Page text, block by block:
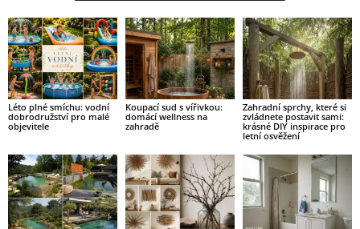
Léto plné smíchu: vodní
dobrodružství pro malé
objevitele
Koupací sud s vířivkou:
domácí wellness na
zahradě
Zahradní sprchy, které si
zvládnete postavit sami:
krásné DIY inspirace pro
letní osvěžení